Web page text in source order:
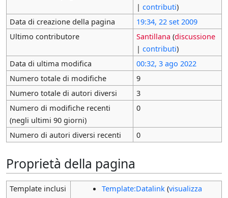
| contributi)
Data di creazione della pagina
19:34, 22 set 2009
Ultimo contributore
Santillana (discussione
| contributi)
Data di ultima modifica
00:32, 3 ago 2022
Numero totale di modifiche
9
Numero totale di autori diversi
3
Numero di modifiche recenti
(negli ultimi 90 giorni)
0
Numero di autori diversi recenti 0
Proprietà della pagina
Template inclusi
Template:Datalink(visualizza